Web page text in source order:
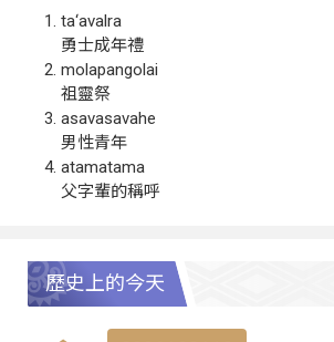
ta‘avalra
勇士成年禮
molapangolai
祖靈祭
asavasavahe
男性青年
atamatama
父字輩的稱呼
歷史上的今天